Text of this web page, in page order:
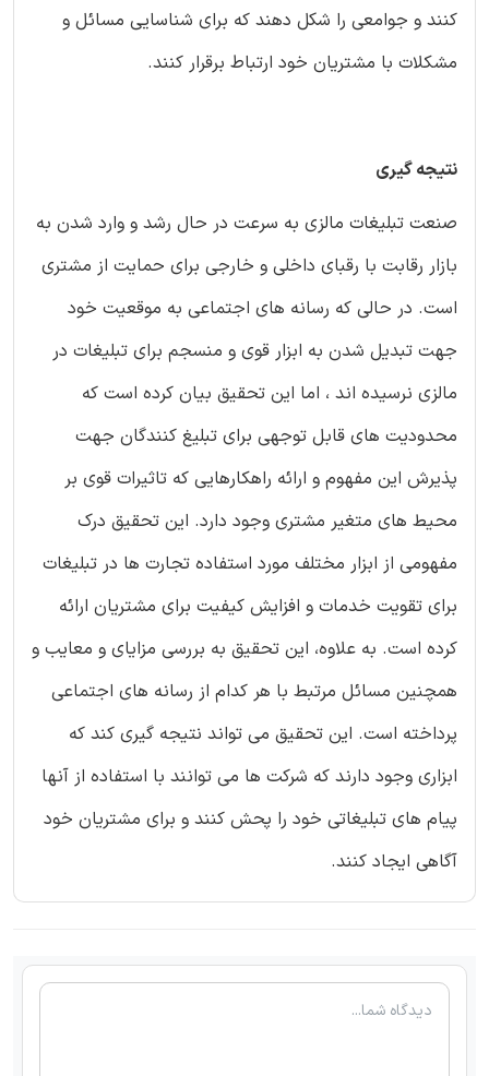
کنند و جوامعی را شکل دهند که برای شناسایی مسائل و
مشکلات با مشتریان خود ارتباط برقرار کنند.
نتیجه گیری
صنعت تبلیغات مالزی به سرعت در حال رشد و وارد شدن به
بازار رقابت با رقبای داخلی و خارجی برای حمایت از مشتری
است. در حالی که رسانه های اجتماعی به موقعیت خود
جهت تبدیل شدن به ابزار قوی و منسجم برای تبلیغات در
مالزی نرسیده اند ، اما این تحقیق بیان کرده است که
محدودیت های قابل توجهی برای تبلیغ کنندگان جهت
پذیرش این مفهوم و ارائه راهکارهایی که تاثیرات قوی بر
محیط های متغیر مشتری وجود دارد. این تحقیق درک
مفهومی از ابزار مختلف مورد استفاده تجارت ها در تبلیغات
برای تقویت خدمات و افزایش کیفیت برای مشتریان ارائه
کرده است. به علاوه، این تحقیق به بررسی مزایای و معایب و
همچنین مسائل مرتبط با هر کدام از رسانه های اجتماعی
پرداخته است. این تحقیق می تواند نتیجه گیری کند که
ابزاری وجود دارند که شرکت ها می توانند با استفاده از آنها
پیام های تبلیغاتی خود را پحش کنند و برای مشتریان خود
آگاهی ایجاد کنند.